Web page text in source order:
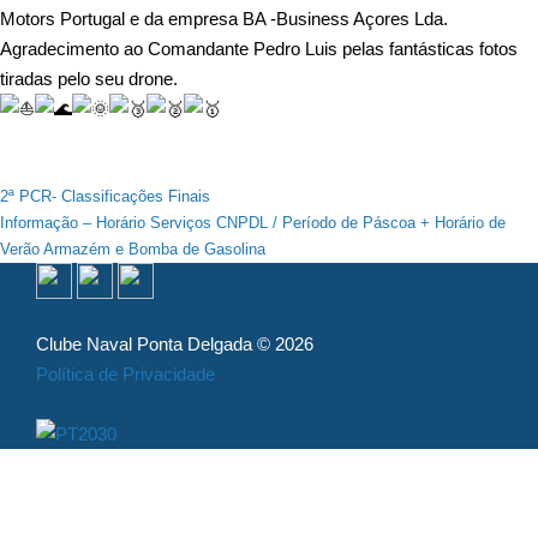
Motors Portugal e da empresa BA -Business Açores Lda.
Agradecimento ao Comandante Pedro Luis pelas fantásticas fotos
tiradas pelo seu drone.
Navegação
de
artigos
2ª PCR- Classificações Finais
Informação – Horário Serviços CNPDL / Período de Páscoa + Horário de
Verão Armazém e Bomba de Gasolina
Clube Naval Ponta Delgada © 2026
Política de Privacidade